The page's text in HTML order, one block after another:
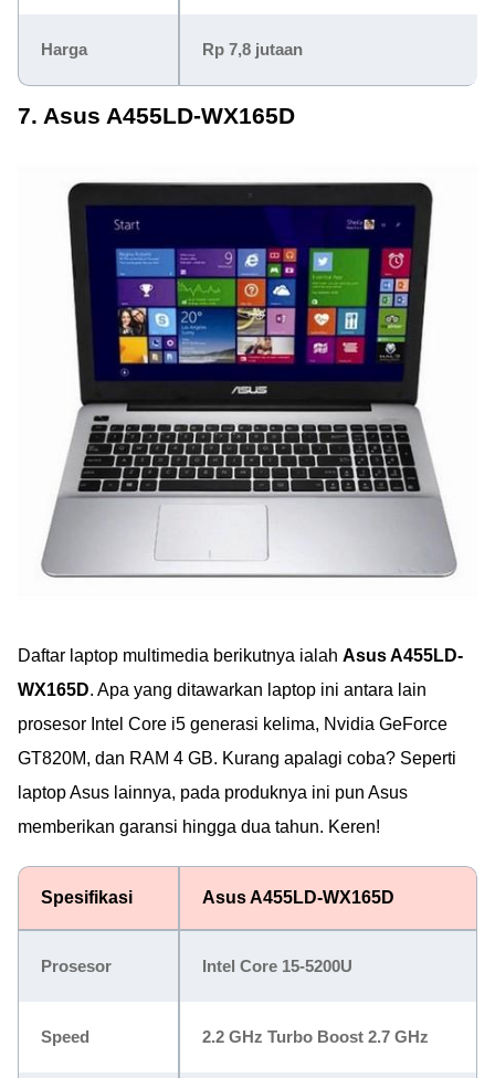
Harga Rp 7,8 jutaan
7. Asus A455LD-WX165D
Daftar laptop multimedia berikutnya ialah Asus A455LD-
WX165D. Apa yang ditawarkan laptop ini antara lain
prosesor Intel Core i5 generasi kelima, Nvidia GeForce
GT820M, dan RAM 4 GB. Kurang apalagi coba? Seperti
laptop Asus lainnya, pada produknya ini pun Asus
memberikan garansi hingga dua tahun. Keren!
Spesifikasi Asus A455LD-WX165D
Prosesor Intel Core 15-5200U
Speed 2.2 GHz Turbo Boost 2.7 GHz